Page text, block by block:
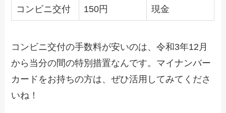
コンビニ交付 150円 現金
コンビニ交付の手数料が安いのは、令和3年12月
から当分の間の特別措置なんです。マイナンバー
カードをお持ちの方は、ぜひ活用してみてくださ
いね！